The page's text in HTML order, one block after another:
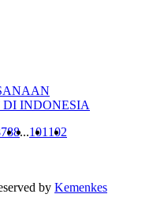
DI INDONESIA
88...101 102
by Kemenkes